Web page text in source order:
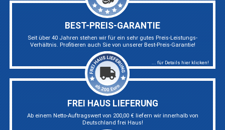
BEST-PREIS-GARANTIE
Seit über 40 Jahren stehen wir für ein sehr gutes Preis-Leistungs-
Verhältnis. Profitieren auch Sie von unserer Best-Preis-Garantie!
... für Details hier klicken!
FREI HAUS LIEFERUNG
Ab einem Netto-Auftragswert von 200,00 € liefern wir innerhalb von
Deutschland frei Haus!